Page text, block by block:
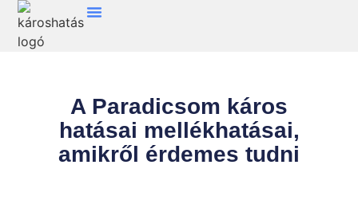
A Paradicsom káros
hatásai mellékhatásai,
amikről érdemes tudni